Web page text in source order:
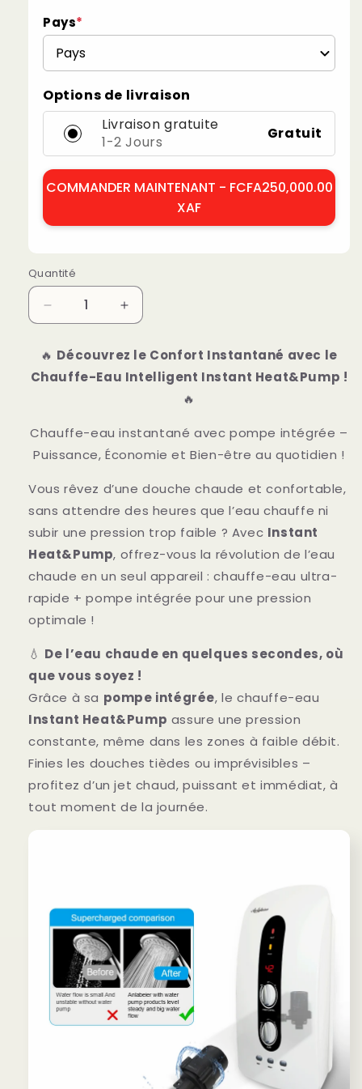
Pays*
Options de livraison
Livraison gratuite
1-2 Jours
Gratuit
COMMANDER MAINTENANT - FCFA250,000.00
XAF
Quantité
Réduire
la
quantité
de
Chauffe-
Instant
Heat&amp;Pump
Augmenter
la
quantité
de
Chauffe-
Instant
Heat&amp;Pump
🔥 Découvrez le Confort Instantané avec le
Chauffe-Eau Intelligent Instant Heat&Pump !
🔥
Chauffe-eau instantané avec pompe intégrée –
Puissance, Économie et Bien-être au quotidien !
Vous rêvez d’une douche chaude et confortable,
sans attendre des heures que l’eau chauffe ni
subir une pression trop faible ? Avec Instant
Heat&Pump, offrez-vous la révolution de l’eau
chaude en un seul appareil : chauffe-eau ultra-
rapide + pompe intégrée pour une pression
optimale !
💧 De l’eau chaude en quelques secondes, où
que vous soyez !
Grâce à sa pompe intégrée, le chauffe-eau
Instant Heat&Pump assure une pression
constante, même dans les zones à faible débit.
Finies les douches tièdes ou imprévisibles –
profitez d’un jet chaud, puissant et immédiat, à
tout moment de la journée.